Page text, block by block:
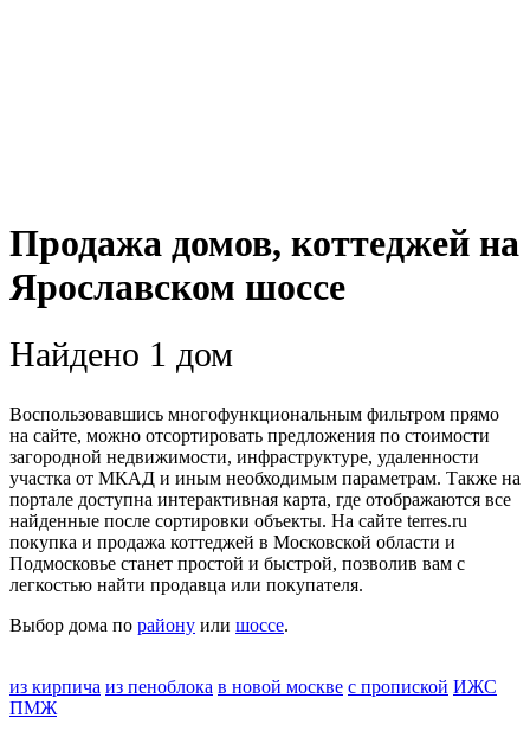
Продажа домов, коттеджей на
Ярославском шоссе
Найдено 1 дом
Воспользовавшись многофункциональным фильтром прямо
на сайте, можно отсортировать предложения по стоимости
загородной недвижимости, инфраструктуре, удаленности
участка от МКАД и иным необходимым параметрам. Также на
портале доступна интерактивная карта, где отображаются все
найденные после сортировки объекты. На сайте terres.ru
покупка и продажа коттеджей в Московской области и
Подмосковье станет простой и быстрой, позволив вам с
легкостью найти продавца или покупателя.
Выбор дома по району или шоссе.
из кирпича из пеноблока в новой москве с пропиской ИЖС
ПМЖ